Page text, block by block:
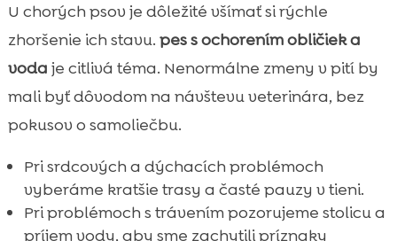
U chorých psov je dôležité všímať si rýchle
zhoršenie ich stavu. pes s ochorením obličiek a
voda je citlivá téma. Nenormálne zmeny v pití by
mali byť dôvodom na návštevu veterinára, bez
pokusov o samoliečbu.
Pri srdcových a dýchacích problémoch
vyberáme kratšie trasy a časté pauzy v tieni.
Pri problémoch s trávením pozorujeme stolicu a
príjem vody, aby sme zachytili príznaky